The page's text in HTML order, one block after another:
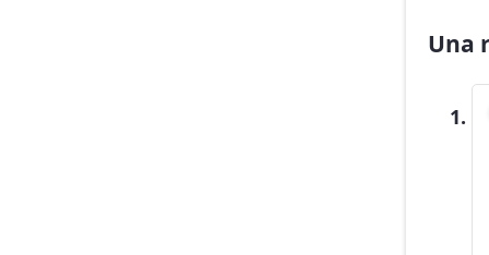
Una